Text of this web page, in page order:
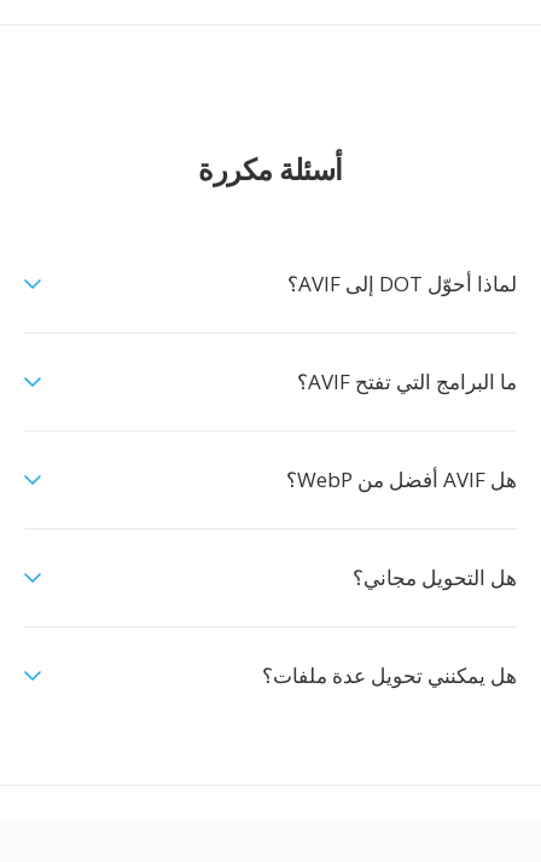
أسئلة مكررة
لماذا أحوّل DOT إلى AVIF؟
ما البرامج التي تفتح AVIF؟
هل AVIF أفضل من WebP؟
هل التحويل مجاني؟
هل يمكنني تحويل عدة ملفات؟